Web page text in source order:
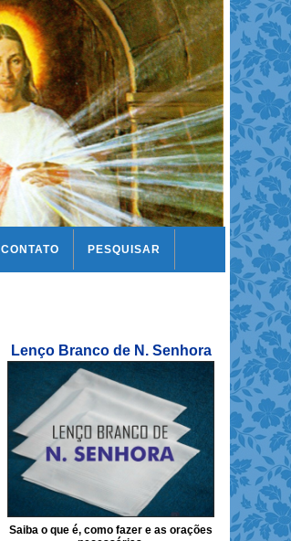
CONTATO PESQUISAR
Lenço Branco de N. Senhora
Saiba o que é, como fazer e as orações